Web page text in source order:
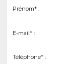
Prénom* :
E-mail* :
Téléphone* :